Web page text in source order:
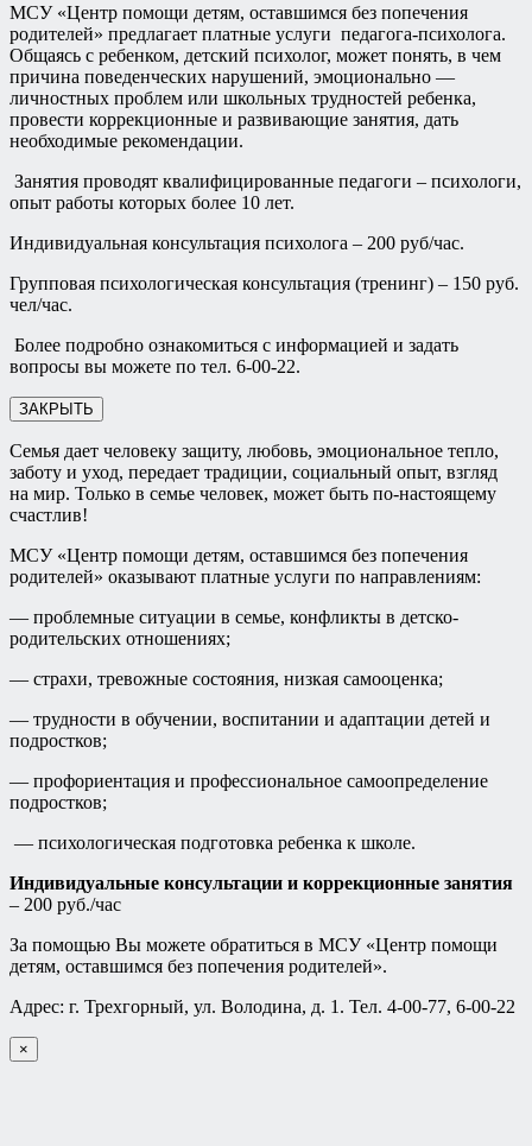
МСУ «Центр помощи детям, оставшимся без попечения
родителей» предлагает платные услуги педагога-психолога.
Общаясь с ребенком, детский психолог, может понять, в чем
причина поведенческих нарушений, эмоционально —
личностных проблем или школьных трудностей ребенка,
провести коррекционные и развивающие занятия, дать
необходимые рекомендации.
Занятия проводят квалифицированные педагоги – психологи,
опыт работы которых более 10 лет.
Индивидуальная консультация психолога – 200 руб/час.
Групповая психологическая консультация (тренинг) – 150 руб.
чел/час.
Более подробно ознакомиться с информацией и задать
вопросы вы можете по тел. 6-00-22.
ЗАКРЫТЬ
Семья дает человеку защиту, любовь, эмоциональное тепло,
заботу и уход, передает традиции, социальный опыт, взгляд
на мир. Только в семье человек, может быть по-настоящему
счастлив!
МСУ «Центр помощи детям, оставшимся без попечения
родителей» оказывают платные услуги по направлениям:
— проблемные ситуации в семье, конфликты в детско-
родительских отношениях;
— страхи, тревожные состояния, низкая самооценка;
— трудности в обучении, воспитании и адаптации детей и
подростков;
— профориентация и профессиональное самоопределение
подростков;
— психологическая подготовка ребенка к школе.
Индивидуальные консультации и коррекционные занятия
– 200 руб./час
За помощью Вы можете обратиться в МСУ «Центр помощи
детям, оставшимся без попечения родителей».
Адрес: г. Трехгорный, ул. Володина, д. 1. Тел. 4-00-77, 6-00-22
×